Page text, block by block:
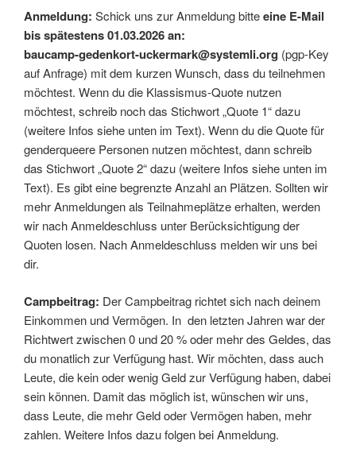
Anmeldung: Schick uns zur Anmeldung bitteeine E-Mail
bis spätestens 01.03.2026 an:
baucamp-gedenkort-uckermark@systemli.org (pgp-Key
auf Anfrage) mit dem kurzen Wunsch, dass du teilnehmen
möchtest. Wenn du die Klassismus-Quote nutzen
möchtest, schreib noch das Stichwort „Quote 1“ dazu
(weitere Infos siehe unten im Text). Wenn du die Quote für
genderqueere Personen nutzen möchtest, dann schreib
das Stichwort „Quote 2“ dazu (weitere Infos siehe unten im
Text). Es gibt eine begrenzte Anzahl an Plätzen. Sollten wir
mehr Anmeldungen als Teilnahmeplätze erhalten, werden
wir nach Anmeldeschluss unter Berücksichtigung der
Quoten losen. Nach Anmeldeschluss melden wir uns bei
dir.
Campbeitrag: Der Campbeitrag richtet sich nach deinem
Einkommen und Vermögen. In den letzten Jahren war der
Richtwert zwischen 0 und 20 % oder mehr des Geldes, das
du monatlich zur Verfügung hast. Wir möchten, dass auch
Leute, die kein oder wenig Geld zur Verfügung haben, dabei
sein können. Damit das möglich ist, wünschen wir uns,
dass Leute, die mehr Geld oder Vermögen haben, mehr
zahlen. Weitere Infos dazu folgen bei Anmeldung.